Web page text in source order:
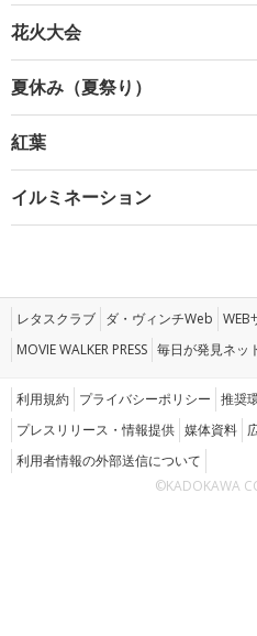
花火大会
夏休み（夏祭り）
紅葉
イルミネーション
レタスクラブ ダ・ヴィンチWeb WEB
MOVIE WALKER PRESS 毎日が発見ネッ
利用規約 プライバシーポリシー 推奨
プレスリリース・情報提供 媒体資料
利用者情報の外部送信について
©KADOKAWA